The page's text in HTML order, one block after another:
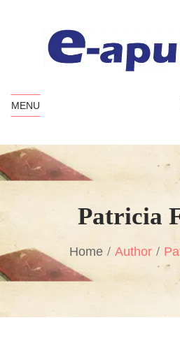
MENU
Patricia
Home Author